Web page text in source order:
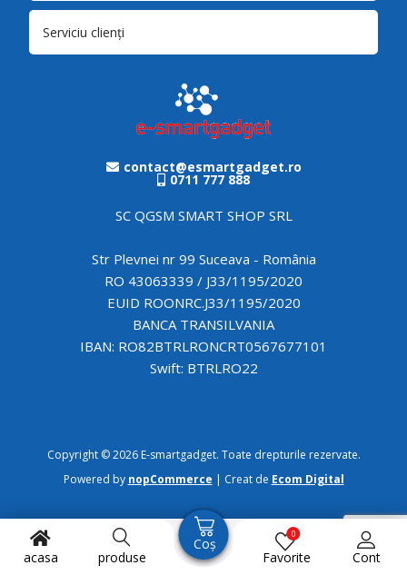
acasa produse Cont
Favorite
0
Coș
Serviciu clienți
contact@esmartgadget.ro
0711 777 888
SC QGSM SMART SHOP SRL
Str Plevnei nr 99 Suceava - România
RO 43063339 / J33/1195/2020
EUID ROONRC.J33/1195/2020
BANCA TRANSILVANIA
IBAN: RO82BTRLRONCRT0567677101
Swift: BTRLRO22
Copyright © 2026 E-smartgadget. Toate drepturile rezervate.
Powered by nopCommerce | Creat de Ecom Digital